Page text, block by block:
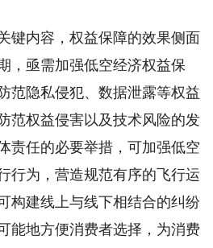
内容，权益保障的效果侧面
，亟需加强低空经济权益保
范隐私侵犯、数据泄露等权益
范权益侵害以及技术风险的发
责任的必要举措，可加强低空
行为，营造规范有序的飞行运
构建线上与线下相结合的纠纷
能地方便消费者选择，为消费